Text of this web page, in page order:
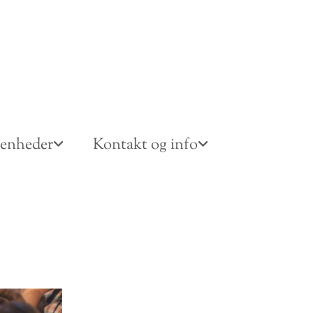
Kontakt og info